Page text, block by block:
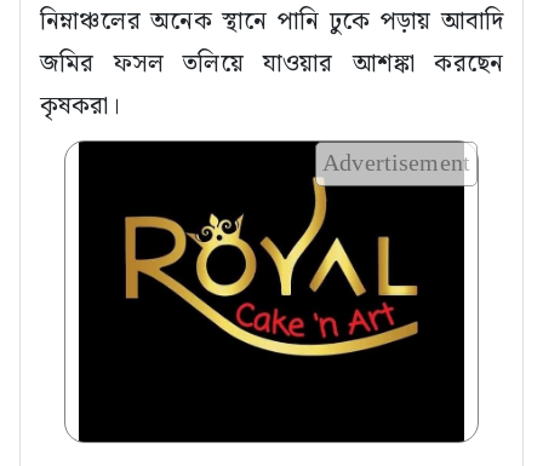
নিম্নাঞ্চলের অনেক স্থানে পানি ঢুকে পড়ায় আবাদি
জমির ফসল তলিয়ে যাওয়ার আশঙ্কা করছেন
কৃষকরা।
Advertisement